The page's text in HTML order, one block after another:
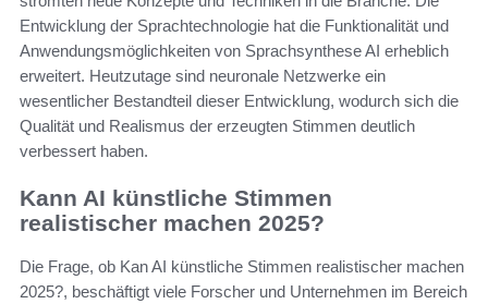
Entwicklung der Sprachtechnologie hat die Funktionalität und
Anwendungsmöglichkeiten von Sprachsynthese AI erheblich
erweitert. Heutzutage sind neuronale Netzwerke ein
wesentlicher Bestandteil dieser Entwicklung, wodurch sich die
Qualität und Realismus der erzeugten Stimmen deutlich
verbessert haben.
Kann AI künstliche Stimmen
realistischer machen 2025?
Die Frage, ob Kan AI künstliche Stimmen realistischer machen
2025?, beschäftigt viele Forscher und Unternehmen im Bereich